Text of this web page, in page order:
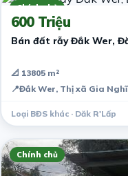
Chính chủ
600 Triệu
Bán đất rẫy Đắk Wer,
📐 13805 m²
📍Đắk Wer, Thị xã Gia
Loại BĐS khác · Dăk R'Lấp
Chính chủ